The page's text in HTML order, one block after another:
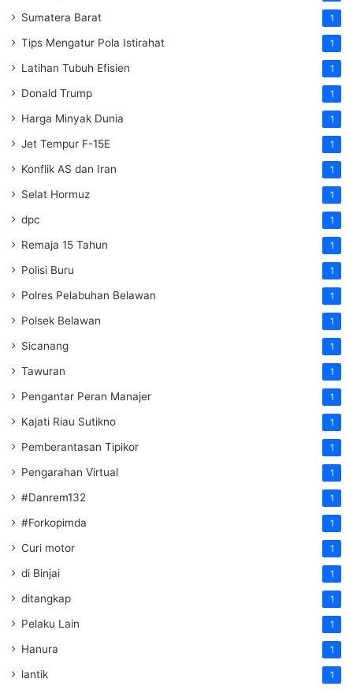
Sumatera Barat 1
Tips Mengatur Pola Istirahat 1
Latihan Tubuh Efisien 1
Donald Trump 1
Harga Minyak Dunia 1
Jet Tempur F-15E 1
Konflik AS dan Iran 1
Selat Hormuz 1
dpc 1
Remaja 15 Tahun 1
Polisi Buru 1
Polres Pelabuhan Belawan 1
Polsek Belawan 1
Sicanang 1
Tawuran 1
Pengantar Peran Manajer 1
Kajati Riau Sutikno 1
Pemberantasan Tipikor 1
Pengarahan Virtual 1
#Danrem132 1
#Forkopimda 1
Curi motor 1
di Binjai 1
ditangkap 1
Pelaku Lain 1
Hanura 1
lantik 1